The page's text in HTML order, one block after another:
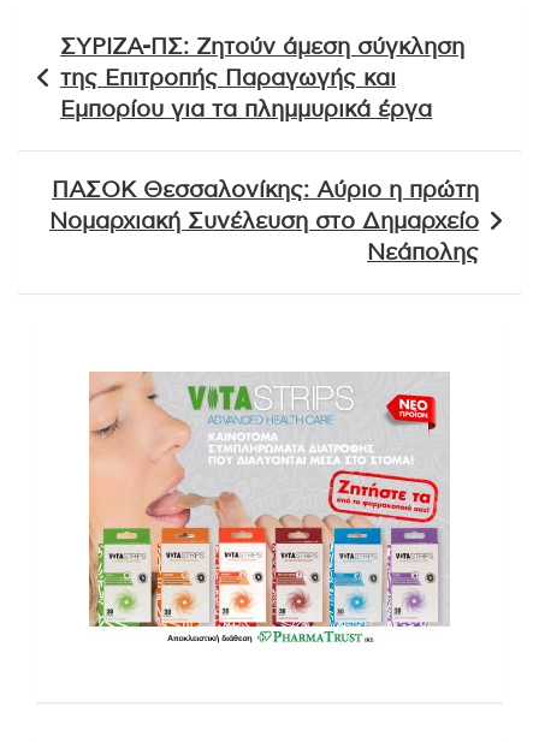
άρθρων
ΣΥΡΙΖΑ-ΠΣ: Ζητούν άμεση σύγκληση
της Επιτροπής Παραγωγής και
Εμπορίου για τα πλημμυρικά έργα
ΠΑΣΟΚ Θεσσαλονίκης: Αύριο η πρώτη
Νομαρχιακή Συνέλευση στο Δημαρχείο
Νεάπολης